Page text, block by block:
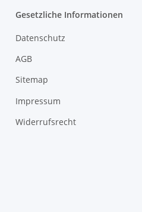
Gesetzliche Informationen
Datenschutz
AGB
Sitemap
Impressum
Widerrufsrecht